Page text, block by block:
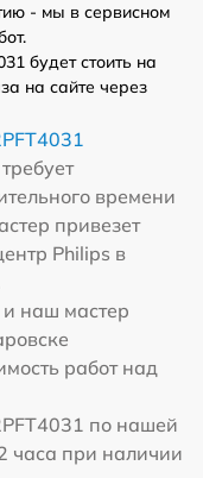
- мы в сервисном
будет стоить на
на сайте через
времени
привезет
Philips в
и наш мастер
работ над
по нашей
часа при наличии